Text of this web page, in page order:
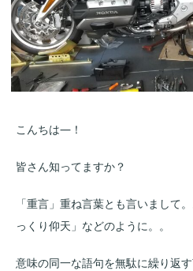
こんちは―！
皆さん知ってますか？
「重言」重ね言葉とも言いまして
っくり仰天」などのように。。
意味の同一な語句を無駄に繰り返す